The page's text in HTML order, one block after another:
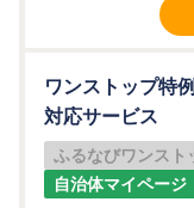
ワンストップ特
対応サービス
ふるなびワンスト
自治体マイページ